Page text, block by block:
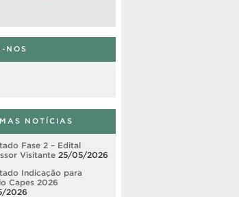
NOS
NOTÍCIAS
Fase 2 – Edital
Visitante 25/05/2026
Indicação para
Capes 2026
2026